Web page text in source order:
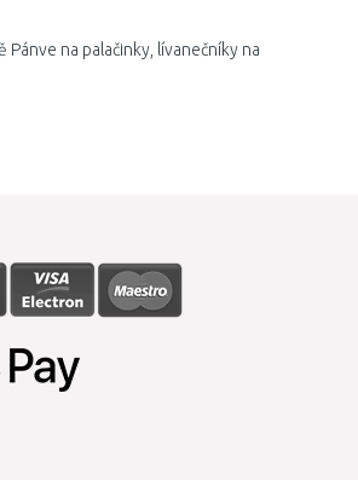
na palačinky, lívanečníky na